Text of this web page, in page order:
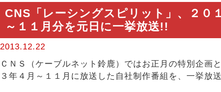
CNS「レーシングスピリット」、２０
～１１月分を元日に一挙放送!!
2013.12.22
ＣＮＳ（ケーブルネット鈴鹿）ではお正月の特別企画
３年４月～１１月に放送した自社制作番組を、一挙放